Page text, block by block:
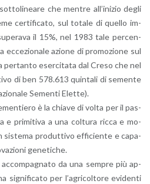
che men­tre al­l’i­ni­zio degli
cer­ti­fi­ca­to, sul to­ta­le di quel­lo im­
il 15%, nel 1983 tale per­cen­
ec­ce­zio­na­le azio­ne di pro­mo­zio­ne sul
eser­ci­ta­ta dal Creso che nel
di ben 578.613 quin­ta­li di se­men­te
Se­men­ti Elet­te).
è la chia­ve di volta per il pas­
e pri­mi­ti­va a una col­tu­ra ricca e mo­
si­ste­ma pro­dut­ti­vo ef­fi­cien­te e ca­pa­
ge­ne­ti­che.
ac­com­pa­gna­to da una sem­pre più ap­
si­gni­fi­ca­to per l’a­gri­col­to­re evi­den­ti